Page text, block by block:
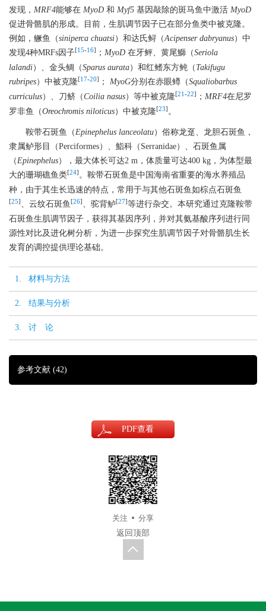
发现， MRF4能够在 MyoD 和 Myf5 基因敲除的斑马鱼中激活 MyoD
促进骨骼肌的形成。目前，生肌调节因子已在部分鱼类中被克隆。
例如，鳜鱼（siniperca chuatsi）和达氏鲟（Acipenser dabryanus）中
发现4种MRFs因子[15-16] ； MyoD 在牙鲆、黄尾鰤（Seriola
lalandi）、金头鲷（Sparus aurata）和红鳍东方鲀（ Takifugu
rubripes）中被克隆[17-20] ； MyoG分别在赤眼鳟（Squaliobarbus
curriculus）、刀鲚（Coilia nasus）等中被克隆[21 -22] ； MRF4在尼罗
罗非鱼（Oreochromis niloticus）中被克隆[23] 。
鞍带石斑鱼（Epinephelus lanceolatu）俗称龙趸、龙胆石斑鱼，
隶属鲈形目（Perciformes）、鮨科（Serranidae）、石斑鱼属
（Epinephelus），最大体长可达2 m，体质量可达400 kg，为体型最
大的珊瑚礁鱼类[24] 。鞍带石斑鱼是中国海南省重要的海水养殖品
种，由于其生长迅速的特点，常用于与其他石斑鱼如棕点石斑鱼
[25] 、云纹石斑鱼 [26] 、驼背鲈[27]等进行杂交。本研究通过克隆鞍带
石斑鱼生肌调节因子，获得其基因序列，并对其氨基酸序列进行同
源性对比及进化树分析，为进一步探究生肌调节因子对骨骼肌生长
发育的调控提供理论基础。
1. 材料与方法
2. 结果与分析
3. 讨 论
参考文献 (42)
PDF查看
关注
分享
返回顶部